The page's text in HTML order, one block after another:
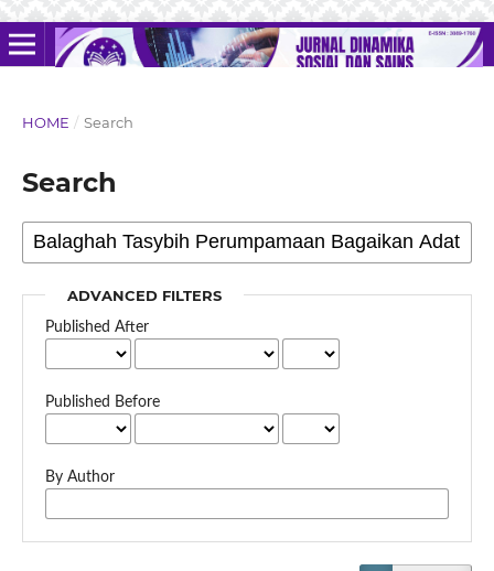
HOME / Search
Search
ADVANCED FILTERS
Published After
Published Before
By Author